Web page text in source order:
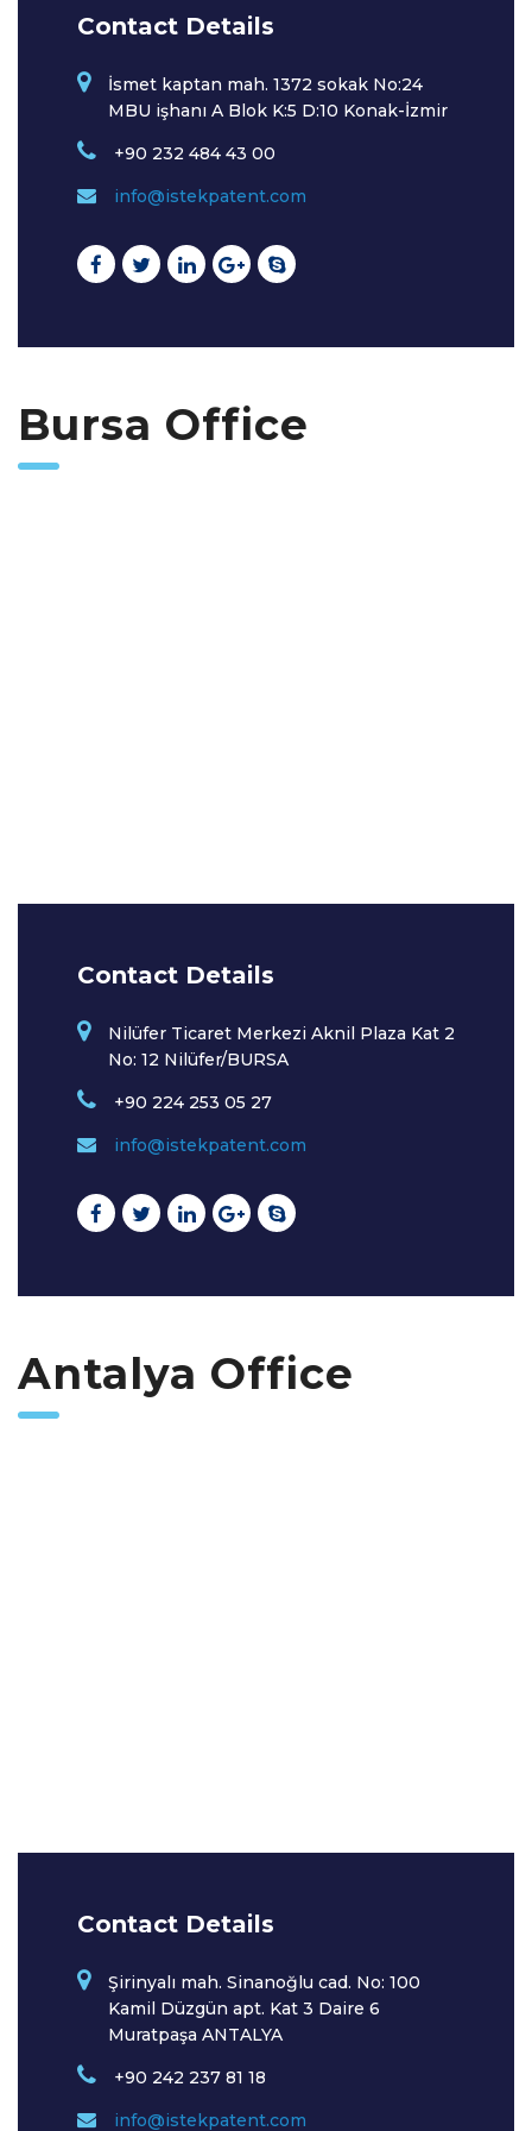
Contact Details
İsmet kaptan mah. 1372 sokak No:24
MBU işhanı A Blok K:5 D:10 Konak-İzmir
+90 232 484 43 00
info@istekpatent.com
Bursa Office
Contact Details
Nilüfer Ticaret Merkezi Aknil Plaza Kat 2
No: 12 Nilüfer/BURSA
+90 224 253 05 27
info@istekpatent.com
Antalya Office
Contact Details
Şirinyalı mah. Sinanoğlu cad. No: 100
Kamil Düzgün apt. Kat 3 Daire 6
Muratpaşa ANTALYA
+90 242 237 81 18
info@istekpatent.com